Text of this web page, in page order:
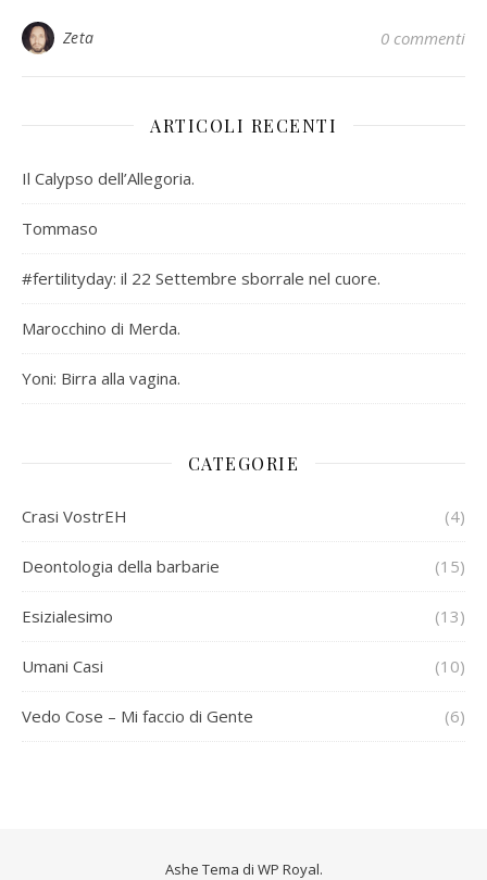
Zeta 0 commenti
ARTICOLI RECENTI
Il Calypso dell’Allegoria.
Tommaso
#fertilityday: il 22 Settembre sborrale nel cuore.
Marocchino di Merda.
Yoni: Birra alla vagina.
CATEGORIE
Crasi VostrEH (4)
Deontologia della barbarie (15)
Esizialesimo (13)
Umani Casi (10)
Vedo Cose – Mi faccio di Gente (6)
Ashe Tema di WP Royal.